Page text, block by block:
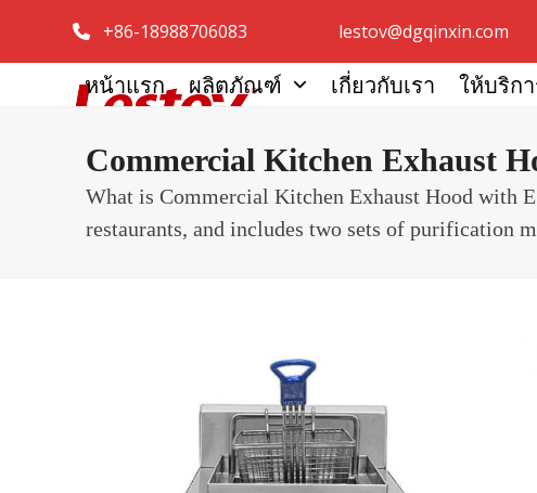
content
+86-18988706083 lestov@dgqinxin.com
หน้าแรก ผลิตภัณฑ์ เกี่ยวกับเรา ให้บริก
Commercial Kitchen Exhaust
What is Commercial Kitchen Exhaust Hood with
restaurants, and includes two sets of purification